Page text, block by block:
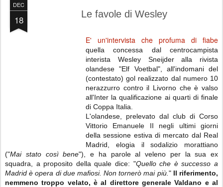
DEC
18 Le favole di Wesley
E' un'intervista che profuma di fiabe
quella concessa dal centrocampista
interista Wesley Sneijder alla rivista
olandese "Elf Voetbal", all'indomani del
(contestato) gol realizzato dal numero 10
nerazzurro contro il Livorno che è valso
all'Inter la qualificazione ai quarti di finale
di Coppa Italia.
L'olandese, prelevato dal club di Corso
Vittorio Emanuele II negli ultimi giorni
della sessione estiva di mercato dal Real
Madrid, elogia il sodalizio morattiano
("Mai stato così bene"), e ha parole al veleno per la sua ex
squadra, a proposito della quale dice: "Quello che è successo a
Madrid è opera di due mafiosi. Non tornerò mai più. " Il riferimento,
nemmeno troppo velato, è al direttore generale Valdano e al